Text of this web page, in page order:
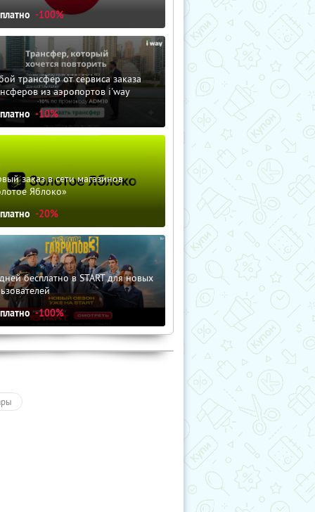
-100%
трансфер от сервиса заказа
из аэропортов i'way
-10%
заказ в сети магазинов
Яблоко»
-20%
бесплатно в START для новых
-100%